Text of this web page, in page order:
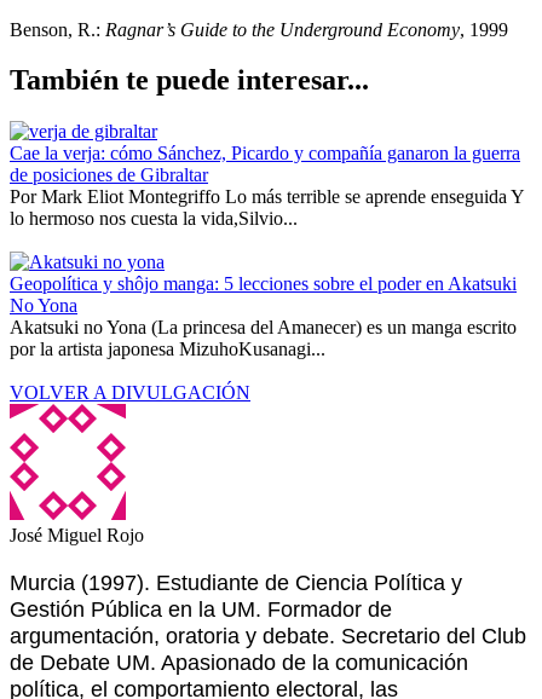
Benson, R.: Ragnar’s Guide to the Underground Economy, 1999
También te puede interesar...
Cae la verja: cómo Sánchez, Picardo y compañía ganaron la guerra
de posiciones de Gibraltar
Por Mark Eliot Montegriffo Lo más terrible se aprende enseguida Y
lo hermoso nos cuesta la vida,Silvio...
Geopolítica y shôjo manga: 5 lecciones sobre el poder en Akatsuki
No Yona
Akatsuki no Yona (La princesa del Amanecer) es un manga escrito
por la artista japonesa MizuhoKusanagi...
VOLVER A DIVULGACIÓN
José Miguel Rojo
Murcia (1997). Estudiante de Ciencia Política y
Gestión Pública en la UM. Formador de
argumentación, oratoria y debate. Secretario del Club
de Debate UM. Apasionado de la comunicación
política, el comportamiento electoral, las